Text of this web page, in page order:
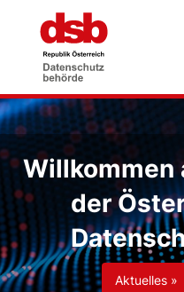
Willkommen
der
Aktuelles »